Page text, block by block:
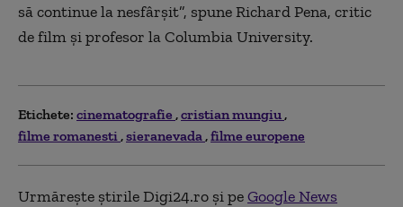
să continue la nesfârșit”, spune Richard Pena, critic
de film și profesor la Columbia University.
Etichete: cinematografie cristian mungiu
filme romanesti sieranevada filme europene
Urmărește știrile Digi24.ro și peGoogle News